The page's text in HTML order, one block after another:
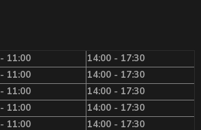
11:00
14:00 - 17:30
11:00
14:00 - 17:30
11:00
14:00 - 17:30
11:00
14:00 - 17:30
11:00
14:00 - 17:30